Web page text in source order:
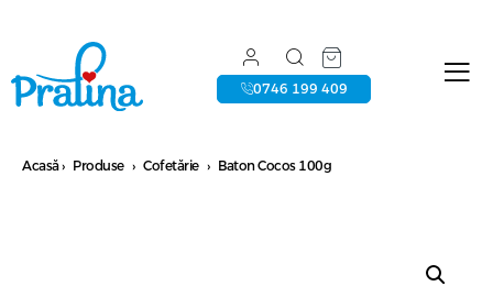
0746 199 409
Acasă› Produse › Cofetărie › Baton Cocos 100g